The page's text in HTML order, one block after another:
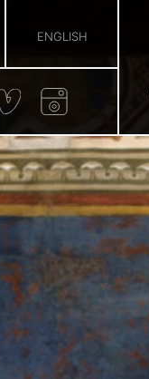
ENGLISH